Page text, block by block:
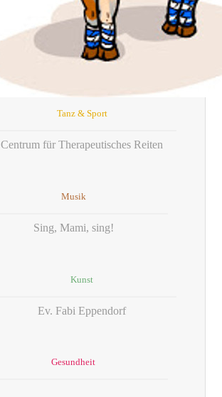
Tanz & Sport
Centrum für Therapeutisches Reiten
Musik
Sing, Mami, sing!
Kunst
Ev. Fabi Eppendorf
Gesundheit